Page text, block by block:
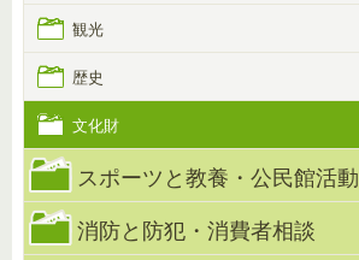
観光
歴史
文化財
スポーツと教養・公民館活動
消防と防犯・消費者相談